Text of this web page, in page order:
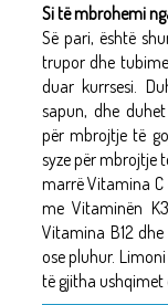
Si të mbrohemi
Së pari, është
trupor dhe
duar kurrsesi.
sapun, dhe
për mbrojtje të
syze për mbrojtje
marrë Vitamina
me Vitaminën
Vitamina B12
ose pluhur.
të gjitha ushqimet